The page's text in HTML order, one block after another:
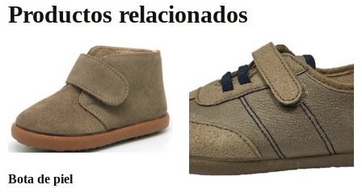
Productos relacionados
Bota de piel